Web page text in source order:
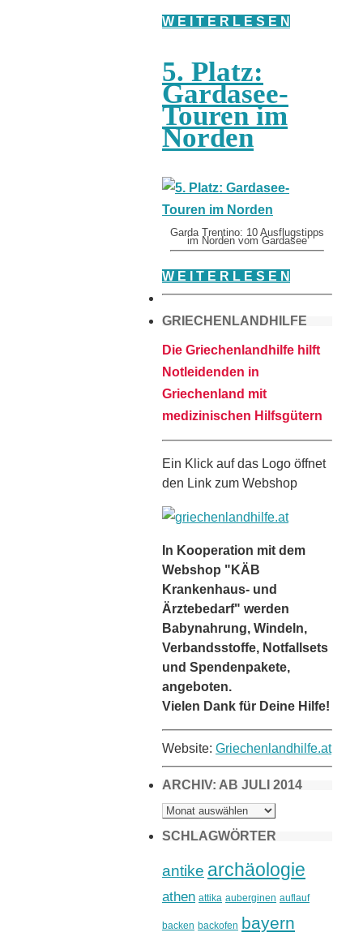
W E I T E R L E S E N
5. Platz:
Gardasee-
Touren im
Norden
Garda Trentino: 10 Ausflugstipps
im Norden vom Gardasee
W E I T E R L E S E N
GRIECHENLANDHILFE
Die Griechenlandhilfe hilft
Notleidenden in
Griechenland mit
medizinischen Hilfsgütern
Ein Klick auf das Logo öffnet
den Link zum Webshop
In Kooperation mit dem
Webshop "KÄB
Krankenhaus- und
Ärztebedarf" werden
Babynahrung, Windeln,
Verbandsstoffe, Notfallsets
und Spendenpakete,
angeboten.
Vielen Dank für Deine Hilfe!
Website: Griechenlandhilfe.at
ARCHIV: AB JULI 2014
ARCHIV:
AB
2014
SCHLAGWÖRTER
antike archäologie
athen attika auberginen auflauf
backen backofen bayern